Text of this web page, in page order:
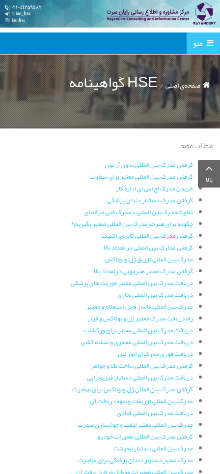
منو
صفحه‌ی اصلی گواهینامه HSE
مطالب مفید
گرفتن مدرک بین المللی بدون آزمون
گرفتن مدرک بین المللی معتبر برای سفارت
خریدن مدرک اچ اس ای اداره کار
گرفتن مدرک دستیار دندان پزشکی
تفاوت مدرک بین المللی با مدرک فنی حرفه ای
چگونه برای هنرجو مدرک بین المللی معتبر بگیریم؟
گرفتن مدرک بین المللی کایروپراکتیک
گرفتن مدارک بین المللی در تعداد بالا
مدرک بین المللی تزریق ژل و بوتاکس
گرفتن مدرک معتبر هنرجویی درتعداد بالا
دریافت مدرک بین المللی معتبر فوریت های پزشکی
دریافت مدرک بین المللی نجاری
مدرک بین المللی ماساژ قابل استعلام و معتبر
راه دریافت مدرک معتبر ژل و بوتاکس و فیلر
دریافت مدرک بین المللی معتبر برای ورکشاپ
دریافت مدرک بین المللی معماری و نقشه کشی
دریافت فوری مدرک اپراتور لیزر
گرفتن مدرک بین المللی ساخت طلا و جواهر
دریافت مدرک بین المللی دستیار فیزیوتراپی
گرفتن مدرک بین المللی ژل وبوتاکس برای مهاجرت
مدرک بین المللی تزریقات ونحوه دریافت آن
دریافت مدرک بین المللی قنادی
مدرک بین المللی معتبر لیفت و جوانسازی صورت
گرفتن مدرک بین المللی تعمیرات خودرو
مدرک بین المللی دستیار ایمپلنت
مدرک معتبر دستیار دندان پزشکی برای مهاجرت
بالا